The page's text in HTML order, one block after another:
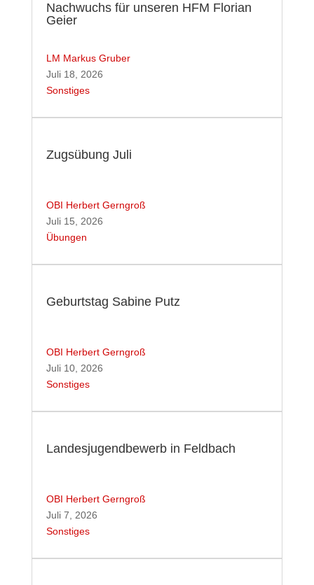
Nachwuchs für unseren HFM Florian
Geier
LM Markus Gruber
Juli 18, 2026
Sonstiges
Zugsübung Juli
OBI Herbert Gerngroß
Juli 15, 2026
Übungen
Geburtstag Sabine Putz
OBI Herbert Gerngroß
Juli 10, 2026
Sonstiges
Landesjugendbewerb in Feldbach
OBI Herbert Gerngroß
Juli 7, 2026
Sonstiges